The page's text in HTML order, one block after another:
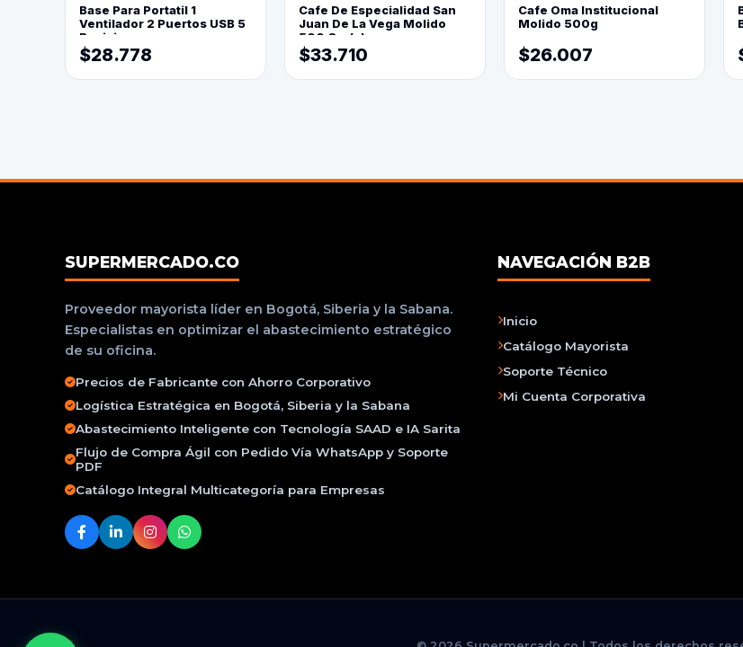
Base Para Portatil 1
Ventilador 2 Puertos USB 5
Posiciones
$28.778
Cafe De Especialidad San
Juan De La Vega Molido
500 Grs(=)
$33.710
Cafe Oma Institucional
Molido 500g
$26.007
SUPERMERCADO.CO
Proveedor mayorista líder en Bogotá, Siberia y la Sabana.
Especialistas en optimizar el abastecimiento estratégico
de su oficina.
Precios de Fabricante con Ahorro Corporativo
Logística Estratégica en Bogotá, Siberia y la Sabana
Abastecimiento Inteligente con Tecnología SAAD e IA Sarita
Flujo de Compra Ágil con Pedido Vía WhatsApp y Soporte
PDF
Catálogo Integral Multicategoría para Empresas
NAVEGACIÓN B2B
Inicio
Catálogo Mayorista
Soporte Técnico
Mi Cuenta Corporativa